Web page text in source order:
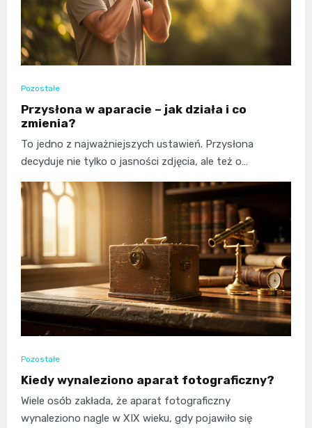
Pozostałe
Przysłona w aparacie – jak działa i co
zmienia?
To jedno z najważniejszych ustawień. Przysłona
decyduje nie tylko o jasności zdjęcia, ale też o…
Pozostałe
Kiedy wynaleziono aparat fotograficzny?
Wiele osób zakłada, że aparat fotograficzny
wynaleziono nagle w XIX wieku, gdy pojawiło się